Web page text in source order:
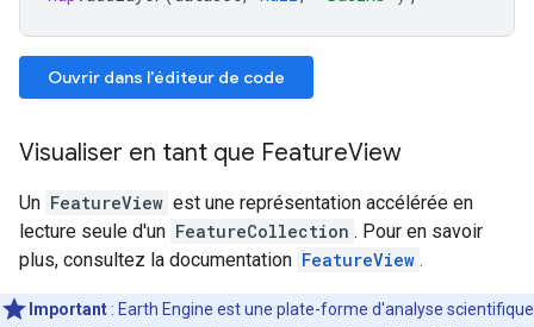
Ouvrir dans l'éditeur de code
Visualiser en tant que FeatureView
Un FeatureView est une représentation accélérée en
lecture seule d'un FeatureCollection . Pour en savoir
plus, consultez la documentation FeatureView .
Important : Earth Engine est une plate-forme d'analyse scientifique